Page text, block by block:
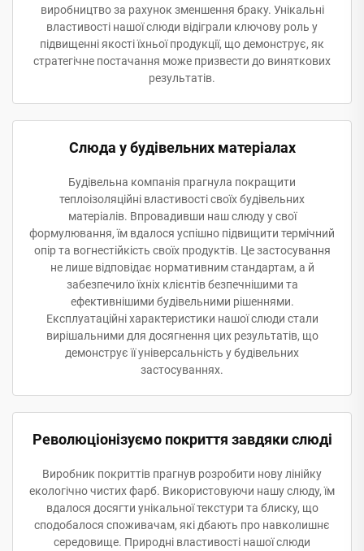
виробництво за рахунок зменшення браку. Унікальні
властивості нашої слюди відіграли ключову роль у
підвищенні якості їхньої продукції, що демонструє, як
стратегічне постачання може призвести до виняткових
результатів.
Слюда у будівельних матеріалах
Будівельна компанія прагнула покращити
теплоізоляційні властивості своїх будівельних
матеріалів. Впровадивши наш слюду у свої
формулювання, їм вдалося успішно підвищити термічний
опір та вогнестійкість своїх продуктів. Це застосування
не лише відповідає нормативним стандартам, а й
забезпечило їхніх клієнтів безпечнішими та
ефективнішими будівельними рішеннями.
Експлуатаційні характеристики нашої слюди стали
вирішальними для досягнення цих результатів, що
демонструє її універсальність у будівельних
застосуваннях.
Революціонізуємо покриття завдяки слюді
Виробник покриттів прагнув розробити нову лінійку
екологічно чистих фарб. Використовуючи нашу слюду, їм
вдалося досягти унікальної текстури та блиску, що
сподобалося споживачам, які дбають про навколишнє
середовище. Природні властивості нашої слюди